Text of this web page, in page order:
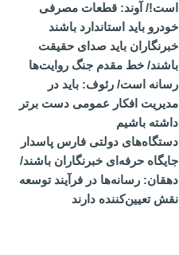
است!/ آوند: قطعات مصرفی
خودرو باید استاندارد باشند
خبرنگاران باید صدای حقیقت
باشند/ خط مقدم جنگ روایت‌ها
رسانه است/ رئوف: باید در
مدیریت افکار عمومی دست برتر
داشته باشیم
دستگاه‌های دولتی فارس پاسدار
جایگاه حرفه‌ای خبرنگاران باشند/
دهقان: رسانه‌ها در فرآیند توسعه
نقش تعیین‌کننده دارند